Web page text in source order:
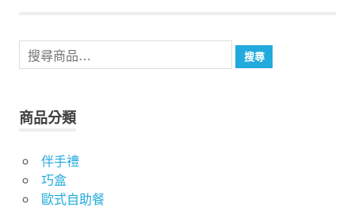
搜
尋
鍵
字:
搜尋
商品分類
伴手禮
巧盒
歐式自助餐